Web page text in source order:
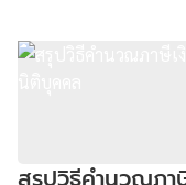
สรุปวิธีคำนวณภา